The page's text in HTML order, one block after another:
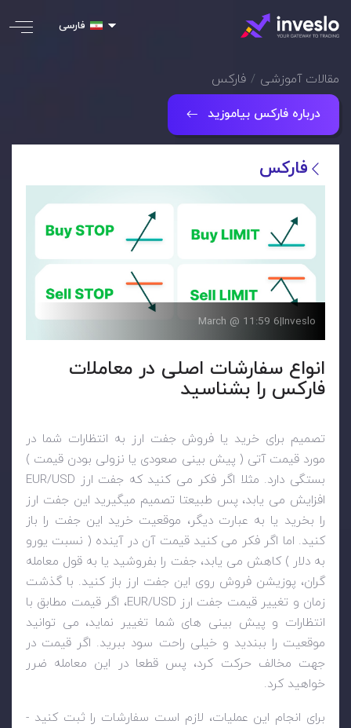
فارسی
مقالات آموزشی فارکس
درباره فارکس بیاموزید
فارکس
Inveslo
|
6 March @ 11:59
انواع سفارشات اصلی در معاملات
فارکس را بشناسید
تصمیم برای خرید یا فروش جفت ارز به انتظارات شما در
مورد قیمت آتی ( پیش بینی صعودی یا نزولی بودن قیمت )
بستگی دارد. مثلا اگر فکر می ‌کنید که جفت ارز USD
/
EUR
افزایش می ‌یابد، پس طبیعتا تصمیم میگیرید این جفت ارز
را بخرید یا به عبارت دیگر، موقعیت خرید این جفت را باز
کنید. اما اگر فکر می ‌کنید قیمت آن در آینده ( نسبت یورو
به دلار ) کاهش می ‌یابد، جفت را بفروشید یا به قول معامله
‌گران، پوزیشن فروش روی این جفت ارز باز کنید. با گذشت
زمان و تغییر قیمت جفت ارز EUR/USD، اگر قیمت مطابق با
انتظارات و پیش بینی های شما تغییر نماید، می توانید
موقعیت را ببندید و خیلی راحت سود ببرید. اگر قیمت در
جهت مخالف حرکت کرد، پس قطعا در این معامله ضرر
خواهید کرد.
برای انجام این عملیات، لازم است سفارشات را ثبت کنید -